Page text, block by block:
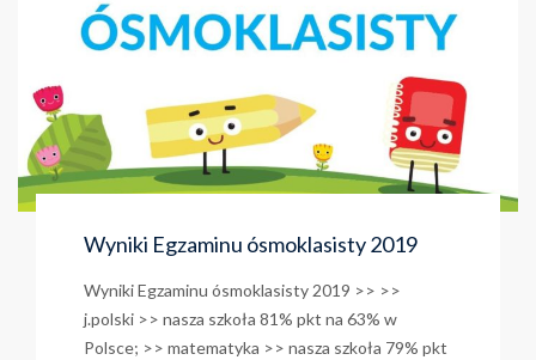
Wyniki Egzaminu ósmoklasisty 2019
Wyniki Egzaminu ósmoklasisty 2019 >> >>
j.polski >> nasza szkoła 81% pkt na 63% w
Polsce; >> matematyka >> nasza szkoła 79% pkt